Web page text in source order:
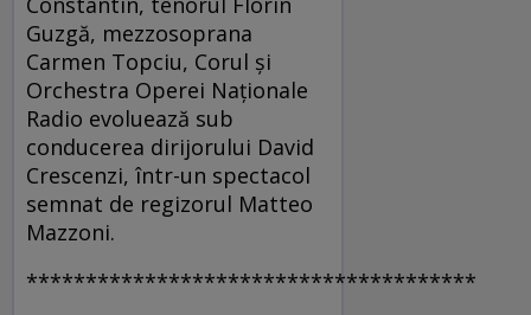
Guzgă, mezzosoprana
Carmen Topciu, Corul și
Orchestra Operei Naționale
Radio evoluează sub
conducerea dirijorului David
Crescenzi, într-un spectacol
semnat de regizorul Matteo
Mazzoni.
**************************************